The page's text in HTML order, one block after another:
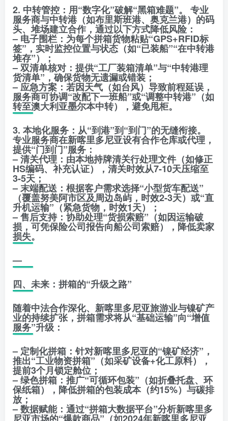
2. 中转管控：用“数字化”破解“黑箱难题”。 专业
服务商与中转港（如布里斯班港、奥克兰港）的码
头、堆场建立合作，通过以下方式降低风险：
– 电子围栏：为每个拼箱货物粘贴“GPS+RFID标
签”，实时监控位置与状态（如“已装船”“在中转港
堆存”）；
– 双清单核对：提供“工厂装箱清单”与“中转港理
货清单”，确保货物无遗漏或错装；
– 应急方案：若因天气（如台风）导致前程延误，
服务商可协调“改配下一班船”或“调整中转港”（如
转至澳大利亚墨尔本中转），避免甩柜。
3. 本地化服务：从“到港”到“到门”的无缝衔接。
专业服务商在新喀里多尼亚设有合作仓库或代理，
提供“门到门”服务：
– 清关代理：由本地持牌清关行处理文件（如修正
HS编码、补充认证），清关时效从7-10天压缩至
3-5天；
– 末端配送：根据客户需求选择“小型货车配送”
（覆盖努美阿市区及周边岛屿，时效2-3天）或“直
升机运输”（紧急货物，时效1天）；
– 售后支持：协助处理“货损索赔”（如因运输破
损，可凭保险公司报告向船公司索赔），降低卖家
损失。
—
四、未来：拼箱的“升级之路”
随着中法合作深化、新喀里多尼亚旅游业与镍矿产
业的持续扩张，拼箱需求将从“基础运输”向“增值
服务”升级：
– 定制化拼箱：针对新喀里多尼亚的“镍矿经济”，
推出“工业物资拼箱”（如采矿设备+化工原料），
提前3个月锁定舱位；
– 绿色拼箱：推广“可循环包装”（如折叠托盘、环
保纸箱），降低拼箱的包装成本（约15%）与碳排
放；
– 数据赋能：通过“拼箱大数据平台”分析新喀里多
尼亚市场的“爆款商品”（如2024年新喀里多尼亚